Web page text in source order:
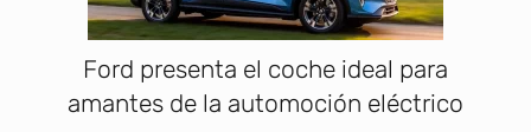
Ford presenta el coche ideal para
amantes de la automoción eléctrico